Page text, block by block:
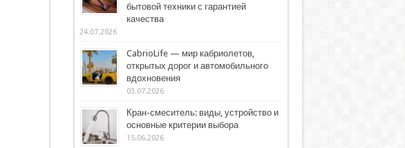
бытовой техники с гарантией
качества
24.07.2026
CabrioLife — мир кабриолетов,
открытых дорог и автомобильного
вдохновения
03.07.2026
Кран-смеситель: виды, устройство и
основные критерии выбора
15.06.2026